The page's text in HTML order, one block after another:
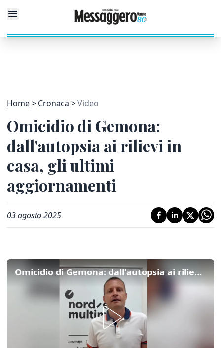
Home Cronaca Video
Omicidio di Gemona:
dall'autopsia ai rilievi in
casa, gli ultimi
aggiornamenti
03 agosto 2025
Omicidio di Gemona: dall'autopsia ai rilievi in casa, gli ultimi aggiornamenti